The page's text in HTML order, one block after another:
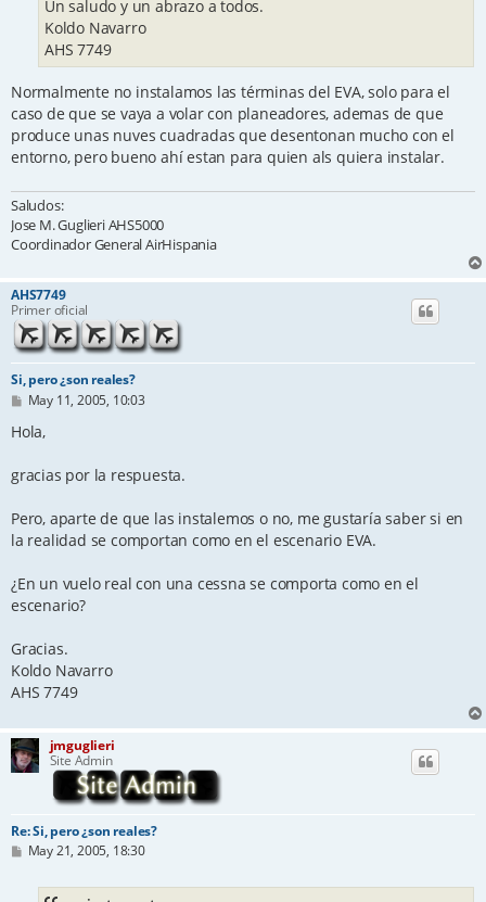
Un saludo y un abrazo a todos.
Koldo Navarro
AHS 7749
Normalmente no instalamos las términas del EVA, solo para el
caso de que se vaya a volar con planeadores, ademas de que
produce unas nuves cuadradas que desentonan mucho con el
entorno, pero bueno ahí estan para quien als quiera instalar.
Saludos:
Jose M. Guglieri AHS5000
Coordinador General AirHispania
AHS7749
Primer oficial
Si, pero ¿son reales?
P
s
May 11, 2005, 10:03
Hola,
gracias por la respuesta.
Pero, aparte de que las instalemos o no, me gustaría saber si en
la realidad se comportan como en el escenario EVA.
¿En un vuelo real con una cessna se comporta como en el
escenario?
Gracias.
Koldo Navarro
AHS 7749
jmguglieri
Site Admin
Re: Si, pero ¿son reales?
PMay 21, 2005, 18:30